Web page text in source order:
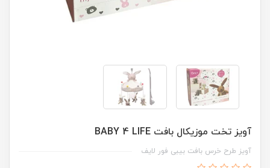
آویز تخت موزیکال بافت BABY 4 LIFE
آویز طرح خرس بافت بیبی فور لایف